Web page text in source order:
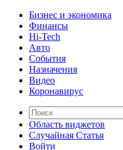
Бизнес и экономика
Финансы
Hi-Tech
Авто
События
Назначения
Видео
Коронавирус
Область виджетов
Случайная Статья
Войти